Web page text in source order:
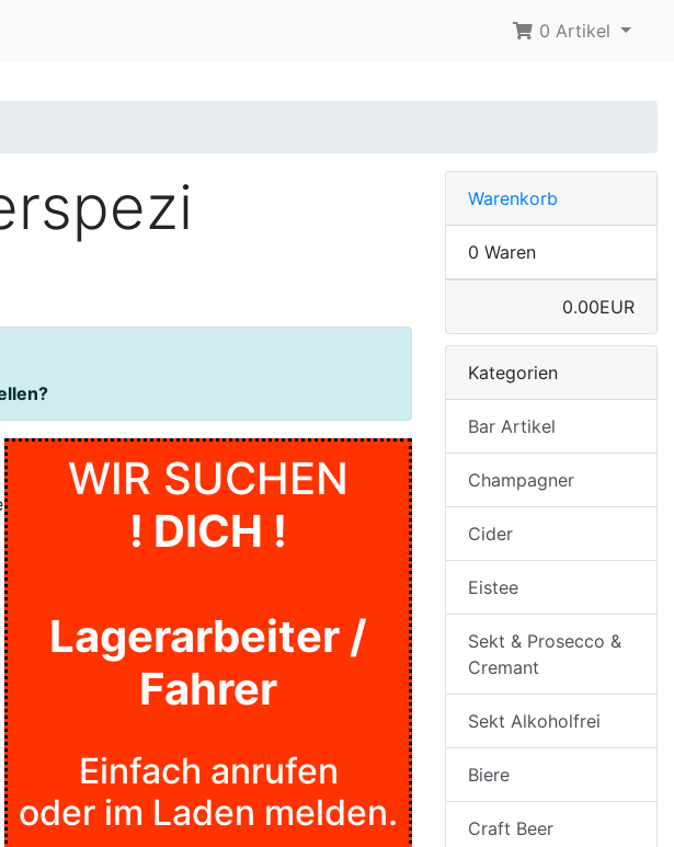
0 Artikel
WIR SUCHEN
! DICH !
Lagerarbeiter /
Fahrer
Einfach anrufen
oder im Laden melden.
Warenkorb
0 Waren
0.00EUR
Kategorien
Bar Artikel
Champagner
Cider
Eistee
Sekt & Prosecco &
Cremant
Sekt Alkoholfrei
Biere
Craft Beer